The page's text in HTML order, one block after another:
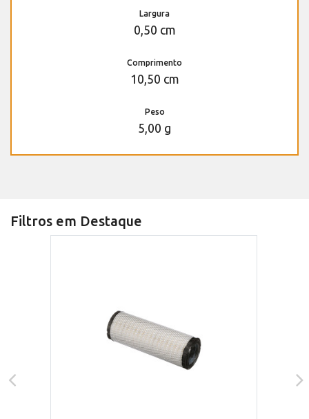
Largura
0,50 cm
Comprimento
10,50 cm
Peso
5,00 g
Filtros em Destaque